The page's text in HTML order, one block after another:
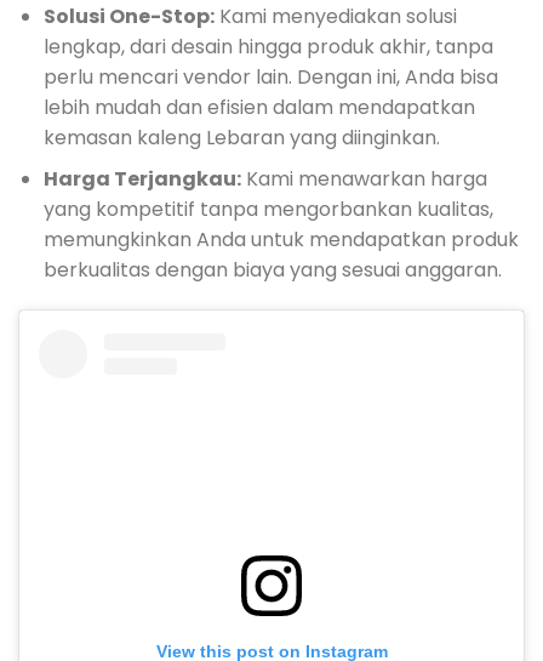
Solusi One-Stop:Kami menyediakan solusi
lengkap, dari desain hingga produk akhir, tanpa
perlu mencari vendor lain. Dengan ini, Anda bisa
lebih mudah dan efisien dalam mendapatkan
kemasan kaleng Lebaran yang diinginkan.
Harga Terjangkau:Kami menawarkan harga
yang kompetitif tanpa mengorbankan kualitas,
memungkinkan Anda untuk mendapatkan produk
berkualitas dengan biaya yang sesuai anggaran.
View this post on Instagram